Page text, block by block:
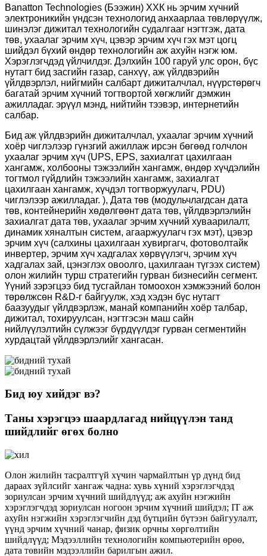
Banatton Technologies (Бээжин) ХХК нь эрчим хүчний
электроникийн үндсэн технологид анхаарлаа төвлөрүүлж,
шинэлэг дижитал технологийн судалгааг нэгтгэж, дата
төв, ухаалаг эрчим хүч, цэвэр эрчим хүч гэх мэт цогц
шийдэл бүхий өндөр технологийн аж ахуйн нэгж юм.
Хэрэглэгчдэд үйлчилдэг. Дэлхийн 100 гаруй улс орон, бүс
нутагт бид засгийн газар, санхүү, аж үйлдвэрийн
үйлдвэрлэл, нийгмийн салбарт дижиталчлал, нүүрстөрөгч
багатай эрчим хүчний тогтвортой хөгжлийг дэмжин
ажилладаг. эрүүл мэнд, нийтийн тээвэр, интернетийн
салбар.
Бид аж үйлдвэрийн дижиталчлал, ухаалаг эрчим хүчний
хоёр чиглэлээр гүнзгий ажиллаж ирсэн бөгөөд голчлон
ухаалаг эрчим хүч (UPS, EPS, захиалгат цахилгаан
хангамж, холбооны тэжээлийн хангамж, өндөр хүчдэлийн
тогтмол гүйдлийн тэжээлийн хангамж, захиалгат
цахилгаан хангамж, хүчдэл тогтворжуулагч, PDU)
чиглэлээр ажилладаг. ), Дата төв (модульчлагдсан дата
төв, контейнерийн хөдөлгөөнт дата төв, үйлдвэрлэлийн
захиалгат дата төв, ухаалаг эрчим хүчний хуваарилалт,
динамик хяналтын систем, агааржуулагч гэх мэт), цэвэр
эрчим хүч (салхины цахилгаан хувиргагч, фотоволтайк
инвертер, эрчим хүч хадгалах хөрвүүлэгч, эрчим хүч
хадгалах зай, цэнэглэх овоолго, цахилгаан түгээх систем)
олон жилийн турш стратегийн гурван бизнесийн сегмент.
Үүний зэрэгцээ бид тусгайлан томоохон хэмжээний болон
төрөлжсөн R&D-г байгуулж, хэд хэдэн бүс нутагт
баазуудыг үйлдвэрлэж, манай компанийн хоёр талбар,
дижитал, тохируулсан, нэгтгэсэн маш сайн
нийлүүлэлтийн сүлжээг бүрдүүлдэг гурван сегментийн
хурдацтай үйлдвэрлэлийг хангасан.
Бид юу хийдэг вэ?
Таны хэрэгцээ шаардлагад нийцүүлэн танд
шийдлийг өгөх болно
Олон жилийн тасралтгүй хүчин чармайлтын үр дүнд бид
дараах зүйлсийг хангаж чадна: хувь хүний ​​хэрэглэгчдэд
зориулсан эрчим хүчний шийдлүүд; аж ахуйн нэгжийн
хэрэглэгчдэд зориулсан ногоон эрчим хүчний шийдэл; IT аж
ахуйн нэгжийн хэрэглэгчийн дэд бүтцийн бүтээн байгуулалт,
үүнд эрчим хүчний чанар, физик орчны хөргөлтийн
шийдлүүд; Мэдээллийн технологийн компьютерийн өрөө,
дата төвийн мэдээллийн барилгын ажил.